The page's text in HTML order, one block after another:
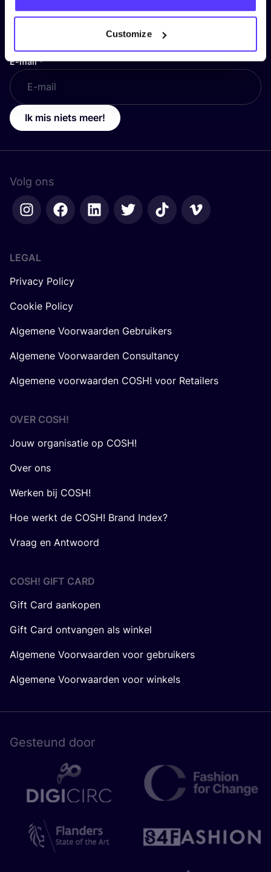
Customize
Voornaam*
E-mail*
Ik mis niets meer!
Volg ons
LEGAL
Privacy Policy
Cookie Policy
Algemene Voorwaarden Gebruikers
Algemene Voorwaarden Consultancy
Algemene voorwaarden COSH! voor Retailers
OVER COSH!
Jouw organisatie op COSH!
Over ons
Werken bij COSH!
Hoe werkt de COSH! Brand Index?
Vraag en Antwoord
COSH! GIFT CARD
Gift Card aankopen
Gift Card ontvangen als winkel
Algemene Voorwaarden voor gebruikers
Algemene Voorwaarden voor winkels
Gesteund door